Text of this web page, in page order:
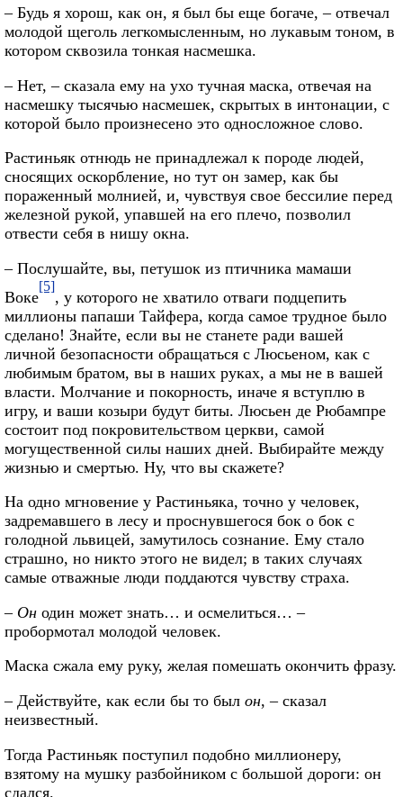
– Будь я хорош, как он, я был бы еще богаче, – отвечал
молодой щеголь легкомысленным, но лукавым тоном, в
котором сквозила тонкая насмешка.
– Нет, – сказала ему на ухо тучная маска, отвечая на
насмешку тысячью насмешек, скрытых в интонации, с
которой было произнесено это односложное слово.
Растиньяк отнюдь не принадлежал к породе людей,
сносящих оскорбление, но тут он замер, как бы
пораженный молнией, и, чувствуя свое бессилие перед
железной рукой, упавшей на его плечо, позволил
отвести себя в нишу окна.
– Послушайте, вы, петушок из птичника мамаши
Воке
[5]
, у которого не хватило отваги подцепить
миллионы папаши Тайфера, когда самое трудное было
сделано! Знайте, если вы не станете ради вашей
личной безопасности обращаться с Люсьеном, как с
любимым братом, вы в наших руках, а мы не в вашей
власти. Молчание и покорность, иначе я вступлю в
игру, и ваши козыри будут биты. Люсьен де Рюбампре
состоит под покровительством церкви, самой
могущественной силы наших дней. Выбирайте между
жизнью и смертью. Ну, что вы скажете?
На одно мгновение у Растиньяка, точно у человек,
задремавшего в лесу и проснувшегося бок о бок с
голодной львицей, замутилось сознание. Ему стало
страшно, но никто этого не видел; в таких случаях
самые отважные люди поддаются чувству страха.
– Он один может знать… и осмелиться… –
пробормотал молодой человек.
Маска сжала ему руку, желая помешать окончить фразу.
– Действуйте, как если бы то был он, – сказал
неизвестный.
Тогда Растиньяк поступил подобно миллионеру,
взятому на мушку разбойником с большой дороги: он
сдался.